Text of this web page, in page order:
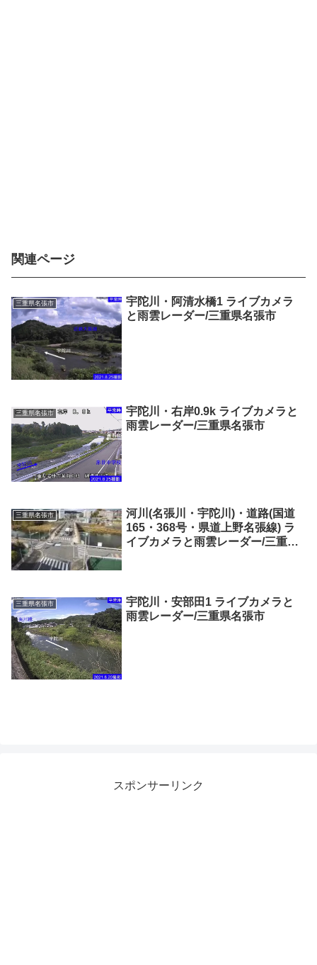
関連ページ
三重県名張市
宇陀川・阿清水橋1 ライブカメラ
と雨雲レーダー/三重県名張市
三重県名張市
宇陀川・右岸0.9k ライブカメラと
雨雲レーダー/三重県名張市
三重県名張市
河川(名張川・宇陀川)・道路(国道
165・368号・県道上野名張線) ラ
イブカメラと雨雲レーダー/三重県
三重県名張市
宇陀川・安部田1 ライブカメラと
雨雲レーダー/三重県名張市
スポンサーリンク